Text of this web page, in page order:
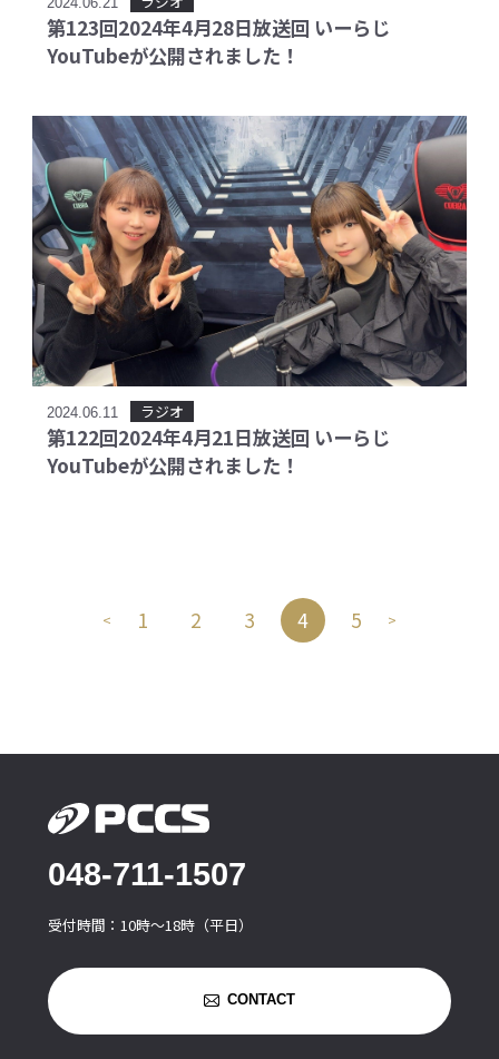
第123回2024年4月28日放送回 いーらじ
YouTubeが公開されました！
2024.06.11 ラジオ
第122回2024年4月21日放送回 いーらじ
YouTubeが公開されました！
< 1 2 3 4 5 >
048-711-1507
受付時間：10時〜18時（平日）
CONTACT